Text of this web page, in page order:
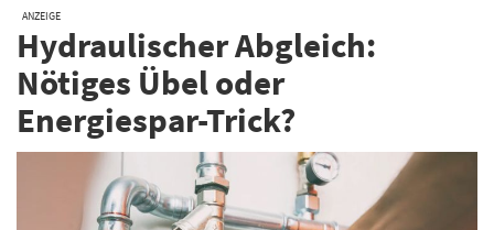
ANZEIGE
Hydraulischer Abgleich:
Nötiges Übel oder
Energiespar-Trick?